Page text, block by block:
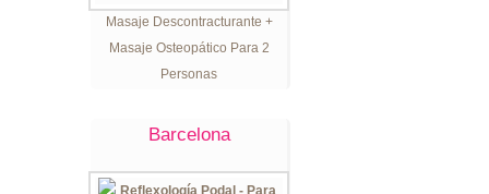
Masaje Descontracturante +
Masaje Osteopático Para 2
Personas
Barcelona